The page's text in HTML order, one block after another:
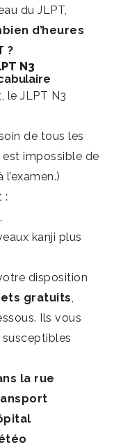
du JLPT,
d’heures
?
N3
le JLPT N3
de tous les
est impossible de
:
kanji plus
disposition
gratuits,
Ils vous
la rue